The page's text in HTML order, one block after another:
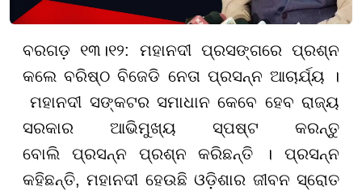
ବରଗଡ଼ ୧୩।୧୨: ମହାନଦୀ ପ୍ରସଙ୍ଗରେ ପ୍ରଶ୍ନ
କଲେବରିଷ୍ଠ ବିଜେଡି ନେତା ପ୍ରସନ୍ନ ଆଚାର୍ଯ୍ୟ ।
ମହାନଦୀ ସଙ୍କଟର ସମାଧାନ କେବେ ହେବ ରାଜ୍ୟ
ସରକାର ଆଭିମୁଖ୍ୟ ସ୍ପଷ୍ଟ କରନ୍ତୁ
ବୋଲି ପ୍ରସନ୍ନ ପ୍ରଶ୍ନ କରିଛନ୍ତି
। ପ୍ରସନ୍ନ
କହିଛନ୍ତି,ମହାନଦୀ ହେଉଛି ଓଡ଼ିଶାର ଜୀବନ ସ୍ରୋତ